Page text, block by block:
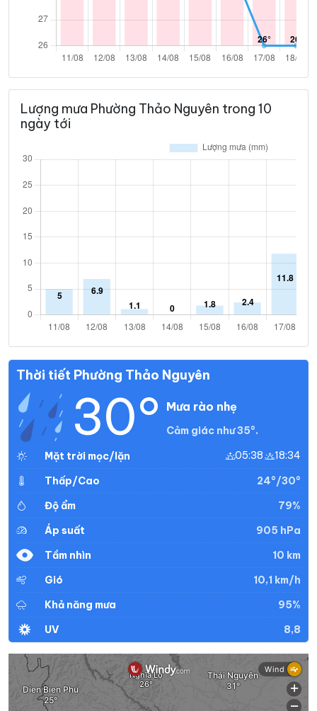
Lượng mưa Phường Thảo Nguyên trong 10
ngày tới
Thời tiết Phường Thảo Nguyên
30° Mưa rào nhẹ
Cảm giác như 35°.
Mặt trời mọc/lặn
05:38 18:34
Thấp/Cao
24°/30°
Độ ẩm
79%
Áp suất
905 hPa
Tầm nhìn
10 km
Gió
10,1 km/h
Khả năng mưa
95%
UV
8,8